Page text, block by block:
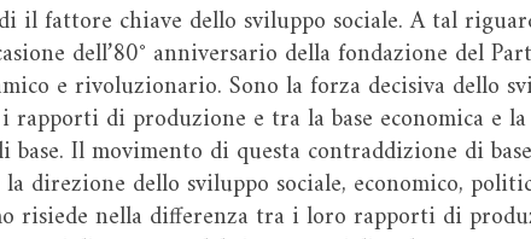
fattore chiave dello sviluppo sociale. A tal
dell’80° anniversario della fondazione del
e rivoluzionario. Sono la forza decisiva dello
di produzione e tra la base economica e
Il movimento di questa contraddizione di
direzione dello sviluppo sociale, economico,
risiede nella differenza tra i loro rapporti di